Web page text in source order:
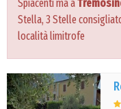
Spiacenti ma a
Stella, 3 Stelle
località limitrofe